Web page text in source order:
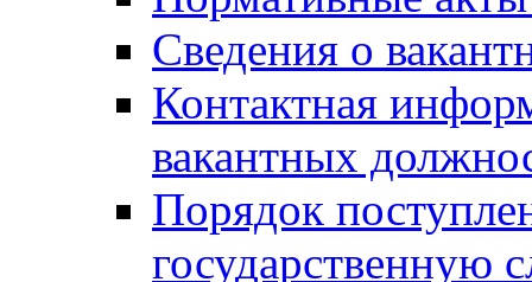
Сведения о
Контактная
вакантных
Порядок
государственную